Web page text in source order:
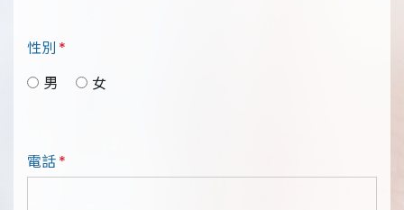
性別 *
男
女
電話*